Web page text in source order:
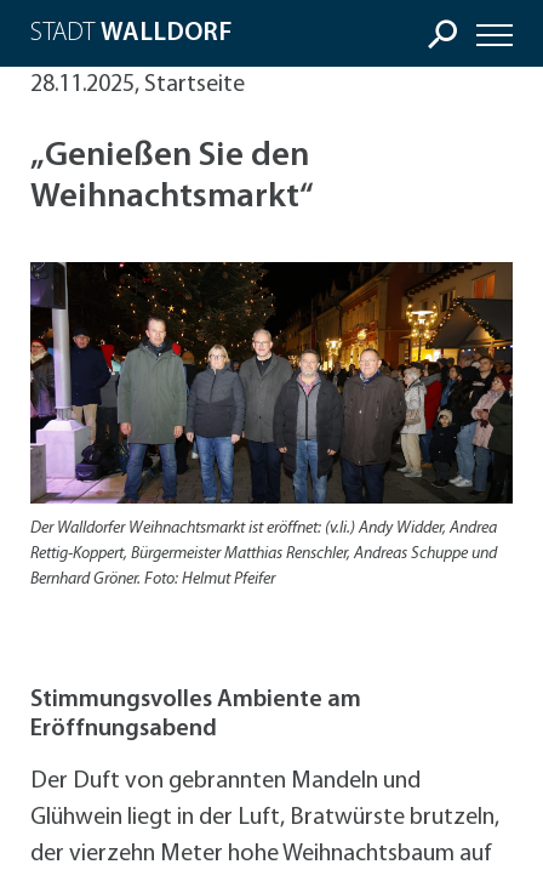
STADT WALLDORF
28.11.2025, Startseite
„Genießen Sie den
Weihnachtsmarkt“
Der Walldorfer Weihnachtsmarkt ist eröffnet: (v.li.) Andy Widder, Andrea
Rettig-Koppert, Bürgermeister Matthias Renschler, Andreas Schuppe und
Bernhard Gröner. Foto: Helmut Pfeifer
Stimmungsvolles Ambiente am
Eröffnungsabend
Der Duft von gebrannten Mandeln und
Glühwein liegt in der Luft, Bratwürste brutzeln,
der vierzehn Meter hohe Weihnachtsbaum auf